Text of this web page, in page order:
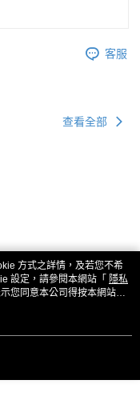
客服
查看全部
方式之詳情，及若您不希
設定，請參閱本網站「 隱私
您同意本公司得按本網站使